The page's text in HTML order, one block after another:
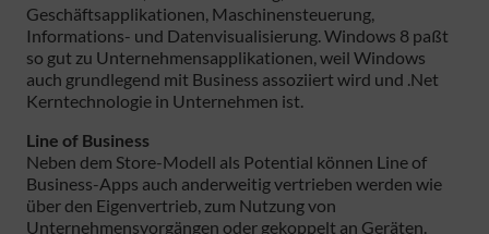
Geschäftsapplikationen, Maschinensteuerung,
Informations- und Datenvisualisierung. Windows 8 paßt
so gut zu Unternehmensapplikationen, weil Windows
auch grundlegend mit Business assoziiert wird und .Net
Kerntechnologie in Unternehmen ist.
Line of Business
Neben dem Store-Modell als Potential können Line of
Business-Apps auch anderweitig vertrieben werden wie
über den Eigenvertrieb, zum Nutzung von
Unternehmensvorgängen oder gekoppelt an Geräten.